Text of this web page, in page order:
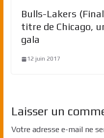
Bulls-Lakers
titre de Chicago,
gala
12 juin 2017
Laisser un
Votre adresse e-mail ne